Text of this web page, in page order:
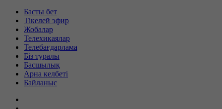
Басты бет
Тікелей эфир
Жобалар
Телехикаялар
Телебағдарлама
Біз туралы
Басшылық
Арна келбеті
Байланыс